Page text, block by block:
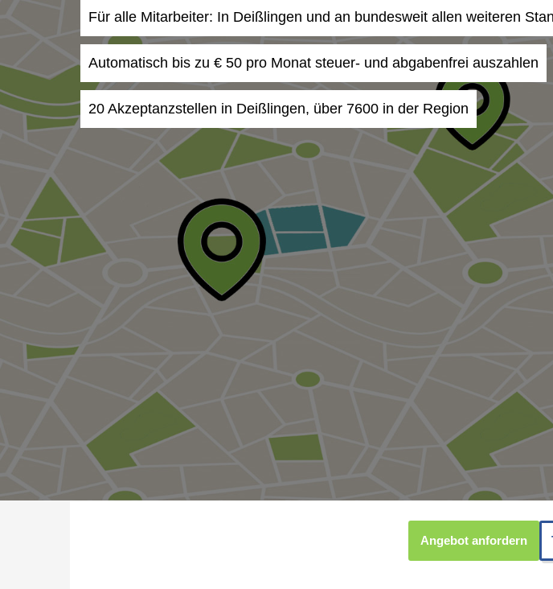
Für alle Mitarbeiter: In Deißlingen und an bundesweit allen weiteren
Automatisch bis zu € 50 pro Monat steuer- und abgabenfrei auszahlen
20 Akzeptanzstellen in Deißlingen, über 7600 in der Region
Angebot anfordern